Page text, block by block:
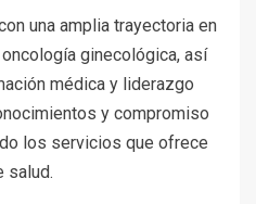
una amplia trayectoria en
ginecológica, así
médica y liderazgo
y compromiso
los servicios que ofrece
salud.